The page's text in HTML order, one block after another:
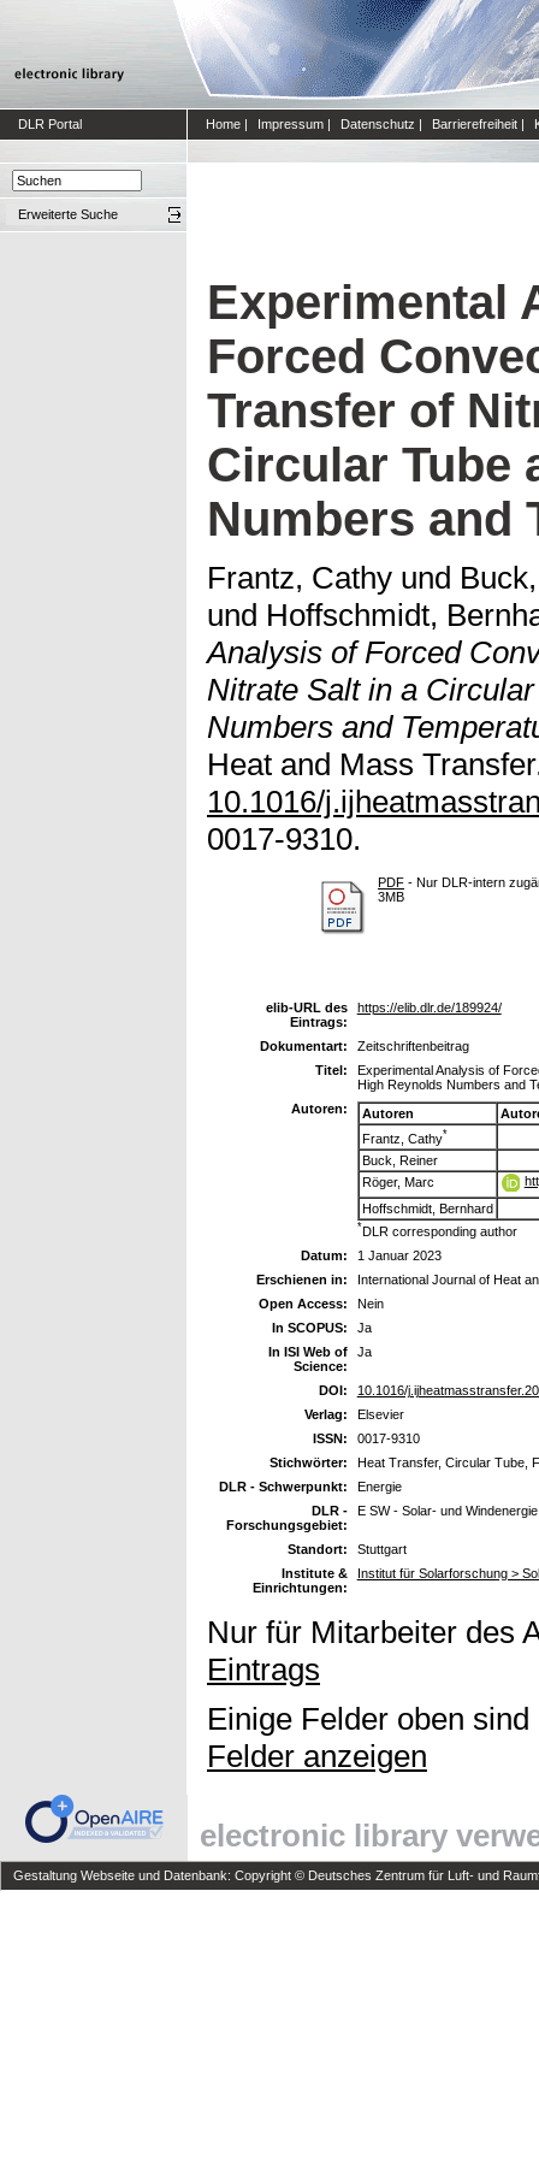
DLR Portal Home | Impressum | Datenschutz | Barrierefreiheit |
Erweiterte Suche
Experimental
Forced
Transfer of
Circular Tube
Numbers and
Frantz, Cathy und
und Hoffschmidt,
Analysis of Forced
Nitrate Salt in a
Numbers and
Heat and Mass
10.1016/
0017-9310.
PDF - Nur DLR-intern
3MB
elib-URL des
Eintrags:
https://elib.dlr.de/189924/
Dokumentart:
Zeitschriftenbeitrag
Titel:
Experimental Analysis of
High Reynolds Numbers and
Autoren:
Autoren
Frantz, Cathy*
Buck, Reiner
Röger, Marc
Hoffschmidt, Bernhard
*DLR corresponding author
Datum:
1 Januar 2023
Erschienen in:
International Journal of Heat
Open Access:
Nein
In SCOPUS:
Ja
In ISI Web of
Science:
Ja
DOI:
10.1016/
Verlag:
Elsevier
ISSN:
0017-9310
Stichwörter:
Heat Transfer, Circular Tube,
DLR - Schwerpunkt:
Energie
DLR -
Forschungsgebiet:
E SW - Solar- und Windenergie
Standort:
Stuttgart
Institute &
Einrichtungen:
Institut für Solarforschung >
Nur für Mitarbeiter des
Eintrags
Einige Felder oben
Felder anzeigen
electronic library
Gestaltung Webseite und Datenbank: Copyright © Deutsches Zentrum für Luft- und